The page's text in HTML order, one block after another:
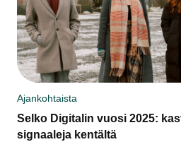
Ajankohtaista
Selko Digitalin vuosi 2025:
signaaleja kentältä